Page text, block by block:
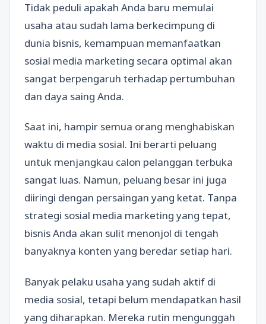
Tidak peduli apakah Anda baru memulai
usaha atau sudah lama berkecimpung di
dunia bisnis, kemampuan memanfaatkan
sosial media marketing secara optimal akan
sangat berpengaruh terhadap pertumbuhan
dan daya saing Anda.
Saat ini, hampir semua orang menghabiskan
waktu di media sosial. Ini berarti peluang
untuk menjangkau calon pelanggan terbuka
sangat luas. Namun, peluang besar ini juga
diiringi dengan persaingan yang ketat. Tanpa
strategi sosial media marketing yang tepat,
bisnis Anda akan sulit menonjol di tengah
banyaknya konten yang beredar setiap hari.
Banyak pelaku usaha yang sudah aktif di
media sosial, tetapi belum mendapatkan hasil
yang diharapkan. Mereka rutin mengunggah